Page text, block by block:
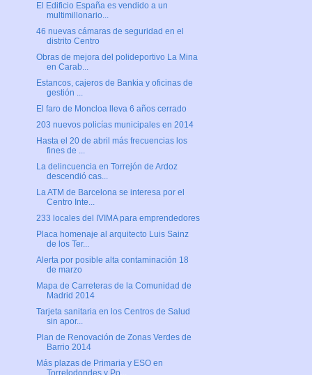
El Edificio España es vendido a un
multimillonario...
46 nuevas cámaras de seguridad en el
distrito Centro
Obras de mejora del polideportivo La Mina
en Carab...
Estancos, cajeros de Bankia y oficinas de
gestión ...
El faro de Moncloa lleva 6 años cerrado
203 nuevos policías municipales en 2014
Hasta el 20 de abril más frecuencias los
fines de ...
La delincuencia en Torrejón de Ardoz
descendió cas...
La ATM de Barcelona se interesa por el
Centro Inte...
233 locales del IVIMA para emprendedores
Placa homenaje al arquitecto Luis Sainz
de los Ter...
Alerta por posible alta contaminación 18
de marzo
Mapa de Carreteras de la Comunidad de
Madrid 2014
Tarjeta sanitaria en los Centros de Salud
sin apor...
Plan de Renovación de Zonas Verdes de
Barrio 2014
Más plazas de Primaria y ESO en